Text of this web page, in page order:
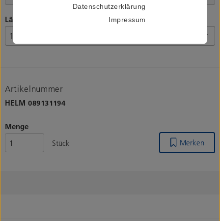
Datenschutzerklärung
Impressum
Länge
Artikelnummer
HELM089131194
Menge
Stück
Merken